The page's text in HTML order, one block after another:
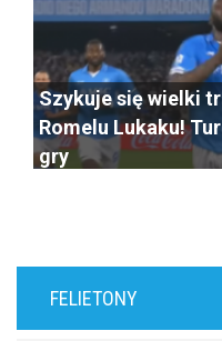
Szykuje się wielki
Romelu Lukaku!
gry
FELIETONY